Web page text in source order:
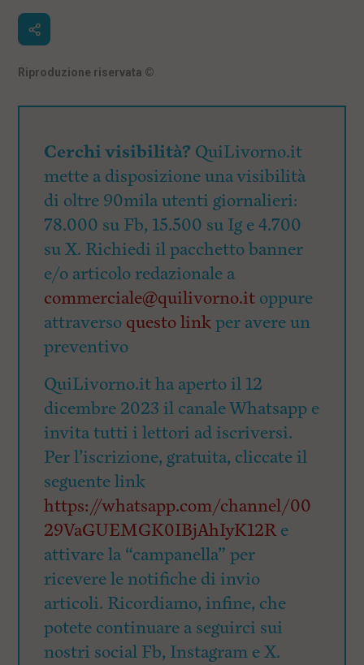
Riproduzione riservata ©
Cerchi visibilità? QuiLivorno.it
mette a disposizione una visibilità
di oltre 90mila utenti giornalieri:
78.000 su Fb, 15.500 su Ig e 4.700
su X. Richiedi il pacchetto banner
e/o articolo redazionale a
commerciale@quilivorno.it oppure
attraverso questo linkper avere un
preventivo
QuiLivorno.it ha aperto il 12
dicembre 2023 il canale Whatsapp e
invita tutti i lettori ad iscriversi.
Per l’iscrizione, gratuita, cliccate il
seguente link
https://whatsapp.com/channel/00
29VaGUEMGK0IBjAhIyK12Re
attivare la “campanella” per
ricevere le notifiche di invio
articoli. Ricordiamo, infine, che
potete continuare a seguirci sui
nostri social Fb, Instagram e X.